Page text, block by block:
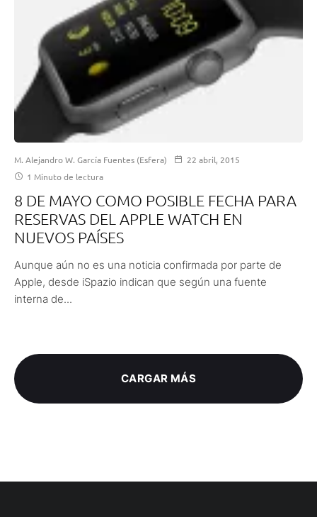
M. Alejandro W. García Fuentes (Esfera)
22 abril, 2015
1 Minuto de lectura
8 DE MAYO COMO POSIBLE FECHA PARA
RESERVAS DEL APPLE WATCH EN
NUEVOS PAÍSES
Aunque aún no es una noticia confirmada por parte de
Apple, desde iSpazio indican que según una fuente
interna de...
CARGAR MÁS